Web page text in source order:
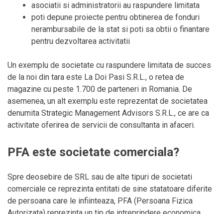
asociatii si administratorii au raspundere limitata
poti depune proiecte pentru obtinerea de fonduri
nerambursabile de la stat si poti sa obtii o finantare
pentru dezvoltarea activitatii
Un exemplu de societate cu raspundere limitata de succes
de la noi din tara este La Doi Pasi S.R.L., o retea de
magazine cu peste 1.700 de parteneri in Romania. De
asemenea, un alt exemplu este reprezentat de societatea
denumita Strategic Management Advisors S.R.L., ce are ca
activitate oferirea de servicii de consultanta in afaceri.
PFA este societate comerciala?
Spre deosebire de SRL sau de alte tipuri de societati
comerciale ce reprezinta entitati de sine statatoare diferite
de persoana care le infiinteaza, PFA (Persoana Fizica